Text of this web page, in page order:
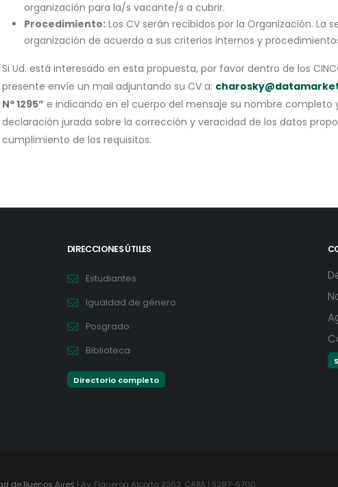
organización para la/s vacante/s a cubrir.
Procedimiento: Los CV serán recibidos por la Organización.
organización de acuerdo a sus criterios internos y
Si Ud. está interesado en esta propuesta, por favor dentro de los
presente envíe un mail adjuntando su CV a:
Nº 1295” e indicando en el cuerpo del mensaje su nombre completo
declaración jurada sobre la corrección y veracidad de los datos
cumplimiento de los requisitos.
DIRECCIONES ÚTILES
Estudiantes
Igualdad de género
Posgrado
Biblioteca
Directorio completo
de Buenos Aires | Av. Figueroa Alcorta 2263, CABA | 5287-6700